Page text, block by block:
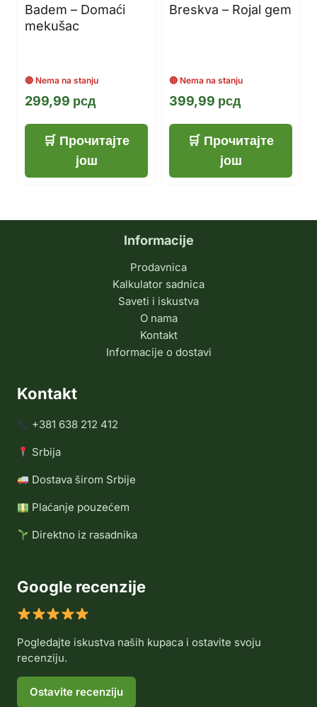
Badem – Domaći
mekušac
299,99 рсд
Прочитајте
још
Breskva – Rojal gem
399,99 рсд
Прочитајте
још
Informacije
Prodavnica
Kalkulator sadnica
Saveti i iskustva
O nama
Kontakt
Informacije o dostavi
Kontakt
+381 638 212 412
Srbija
Dostava širom Srbije
Plaćanje pouzećem
Direktno iz rasadnika
Google recenzije
Pogledajte iskustva naših kupaca i ostavite svoju
recenziju.
Ostavite recenziju